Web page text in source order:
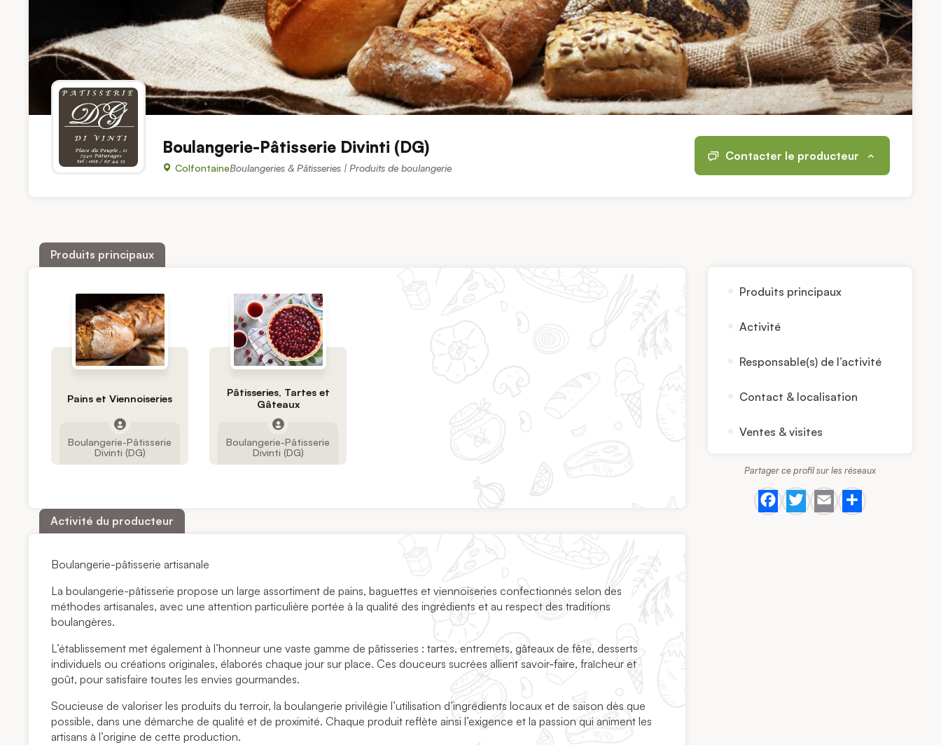
Boulangerie-Pâtisserie Divinti (DG)
ColfontaineBoulangeries & Pâtisseries | Produits de boulangerie
Contacter le producteur
Produits principaux
Pains et Viennoiseries
Boulangerie-Pâtisserie
Divinti (DG)
Pâtisseries, Tartes et
Gâteaux
Boulangerie-Pâtisserie
Divinti (DG)
Activité du producteur
Boulangerie-pâtisserie artisanale
La boulangerie-pâtisserie propose un large assortiment de pains, baguettes et viennoiseries confectionnés selon des
méthodes artisanales, avec une attention particulière portée à la qualité des ingrédients et au respect des traditions
boulangères.
L’établissement met également à l’honneur une vaste gamme de pâtisseries : tartes, entremets, gâteaux de fête, desserts
individuels ou créations originales, élaborés chaque jour sur place. Ces douceurs sucrées allient savoir-faire, fraîcheur et
goût, pour satisfaire toutes les envies gourmandes.
Soucieuse de valoriser les produits du terroir, la boulangerie privilégie l’utilisation d’ingrédients locaux et de saison dès que
possible, dans une démarche de qualité et de proximité. Chaque produit reflète ainsi l’exigence et la passion qui animent les
artisans à l’origine de cette production.
Produits principaux
Activité
Responsable(s) de l’activité
Contact & localisation
Ventes & visites
Partager ce profil sur les réseaux
Facebook
Twitter
EmailShare